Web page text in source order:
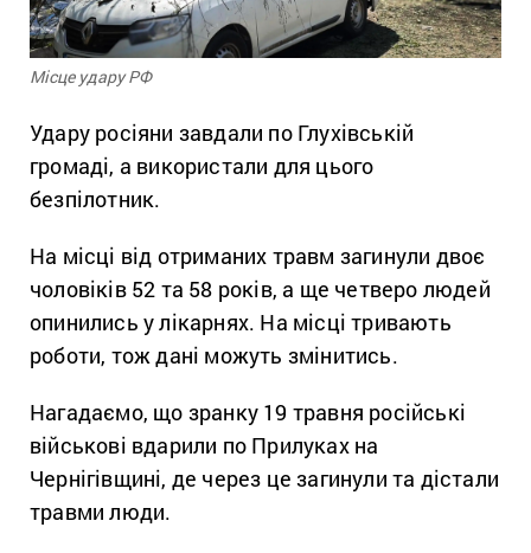
Місце удару РФ
Удару росіяни завдали по Глухівській
громаді, а використали для цього
безпілотник.
На місці від отриманих травм загинули двоє
чоловіків 52 та 58 років, а ще четверо людей
опинились у лікарнях. На місці тривають
роботи, тож дані можуть змінитись.
Нагадаємо, що зранку 19 травня російські
військові вдарили по Прилуках на
Чернігівщині, де через це загинули та дістали
травми люди.